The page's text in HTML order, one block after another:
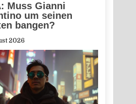
Muss Gianni
um seinen
bangen?
2026